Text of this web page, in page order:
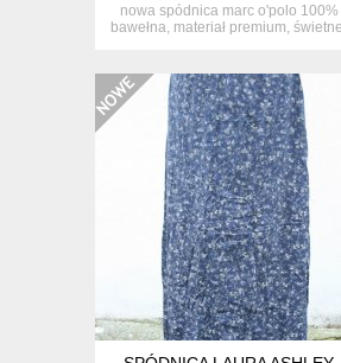
nowa spódnica marc o'polo 100%
bawełna, materiał premium,